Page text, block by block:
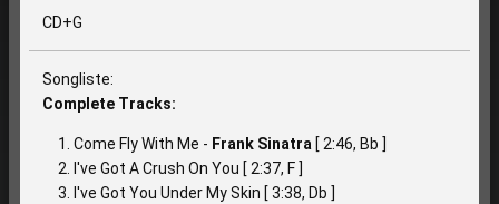
CD+G
Songliste:
Complete Tracks:
Come Fly With Me - Frank Sinatra [ 2:46, Bb ]
I've Got A Crush On You [ 2:37, F ]
I've Got You Under My Skin [ 3:38, Db ]